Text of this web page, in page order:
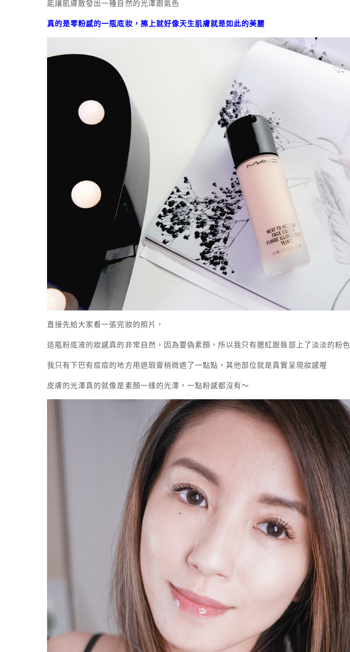
能讓肌膚散發出一種自然的光澤跟氣色
真的是零粉感的一瓶底妝，擦上就好像天生肌膚就是如此的美麗
直接先給大家看一張完妝的照片，
這瓶粉底液的妝感真的非常自然，因為要偽素顏，所以我只有腮紅跟唇部上了淡淡的粉色
我只有下巴有痘痘的地方用遮瑕膏稍微遮了一點點，其他部位就是真實呈現妝感喔
皮膚的光澤真的就像是素顏一樣的光澤，一點粉感都沒有～